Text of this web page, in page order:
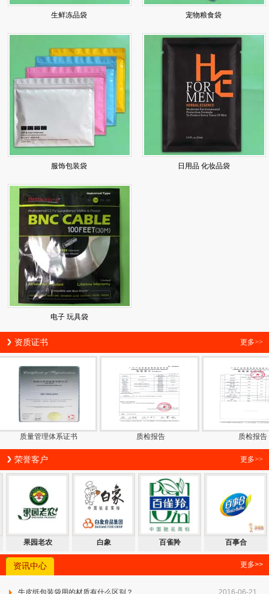
生鲜冻品袋 宠物粮食袋
服饰包装袋 日用品 化妆品袋
电子 玩具袋
更多>>
资质证书
质量管理体系证书 质检报告 质检报告
更多>>
荣誉客户
百事合 波力食品 丹姿 果园老农
更多>>
资讯中心